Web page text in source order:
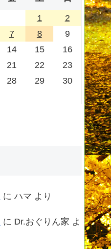
1
2
7 8
9
14 15
16
21 22
23
28 29
30
に ハマ より
に Dr.おぐりん家 よ